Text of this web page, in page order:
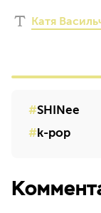
Катя
SHINee
k-pop